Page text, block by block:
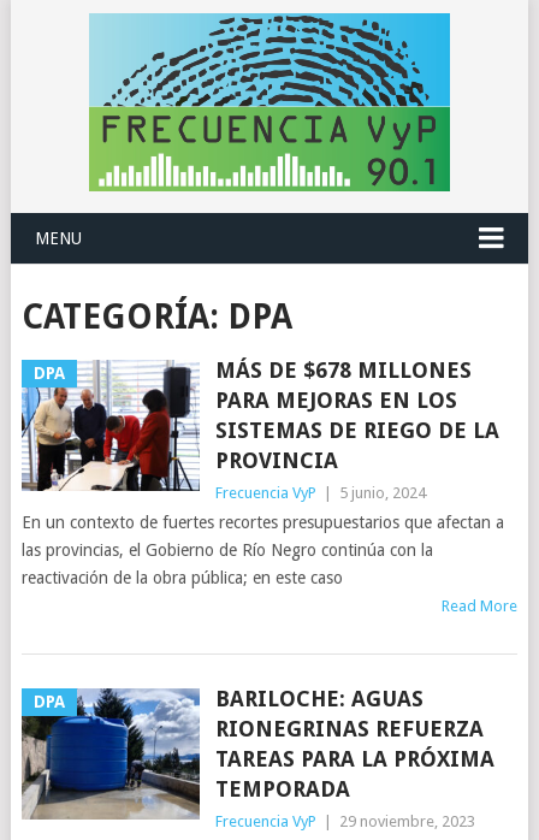
MENU
CATEGORÍA: DPA
DPA
MÁS DE $678 MILLONES
PARA MEJORAS EN LOS
SISTEMAS DE RIEGO DE LA
PROVINCIA
Frecuencia VyP 5 junio, 2024
En un contexto de fuertes recortes presupuestarios que afectan a
las provincias, el Gobierno de Río Negro continúa con la
reactivación de la obra pública; en este caso
Read More
DPA
BARILOCHE: AGUAS
RIONEGRINAS REFUERZA
TAREAS PARA LA PRÓXIMA
TEMPORADA
Frecuencia VyP 29 noviembre, 2023